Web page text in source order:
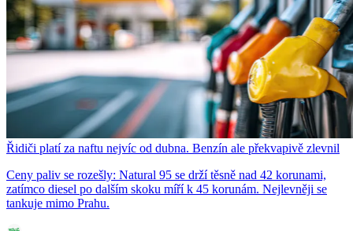
Řidiči platí za naftu nejvíc od dubna. Benzín ale překvapivě zlevnil
Ceny paliv se rozešly: Natural 95 se drží těsně nad 42 korunami,
zatímco diesel po dalším skoku míří k 45 korunám. Nejlevněji se
tankuje mimo Prahu.